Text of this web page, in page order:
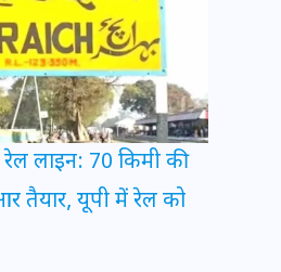
लाइन: 70 किमी की
तैयार, यूपी में रेल को